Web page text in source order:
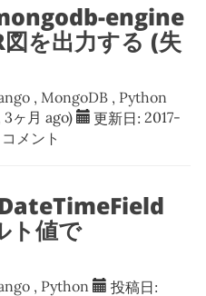
engine
を出力する (失
,MongoDB , Python
3ヶ月 ago) 更新日: 2017-
メント
ト値で
, Python 投稿日: